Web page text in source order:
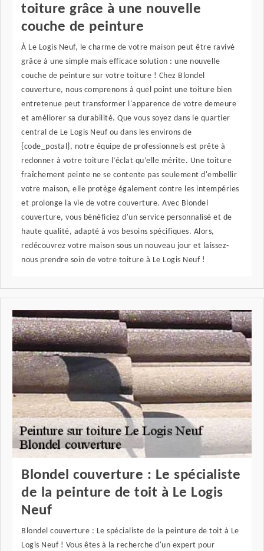
toiture grâce à une nouvelle
couche de peinture
À Le Logis Neuf, le charme de votre maison peut être ravivé
grâce à une simple mais efficace solution : une nouvelle
couche de peinture sur votre toiture ! Chez Blondel
couverture, nous comprenons à quel point une toiture bien
entretenue peut transformer l'apparence de votre demeure
et améliorer sa durabilité. Que vous soyez dans le quartier
central de Le Logis Neuf ou dans les environs de
{code_postal}, notre équipe de professionnels est prête à
redonner à votre toiture l’éclat qu’elle mérite. Une toiture
fraîchement peinte ne se contente pas seulement d'embellir
votre maison, elle protège également contre les intempéries
et prolonge la vie de votre couverture. Avec Blondel
couverture, vous bénéficiez d'un service personnalisé et de
haute qualité, adapté à vos besoins spécifiques. Alors,
redécouvrez votre maison sous un nouveau jour et laissez-
nous prendre soin de votre toiture à Le Logis Neuf !
Blondel couverture : Le spécialiste
de la peinture de toit à Le Logis
Neuf
Blondel couverture : Le spécialiste de la peinture de toit à Le
Logis Neuf ! Vous êtes à la recherche d'un expert pour